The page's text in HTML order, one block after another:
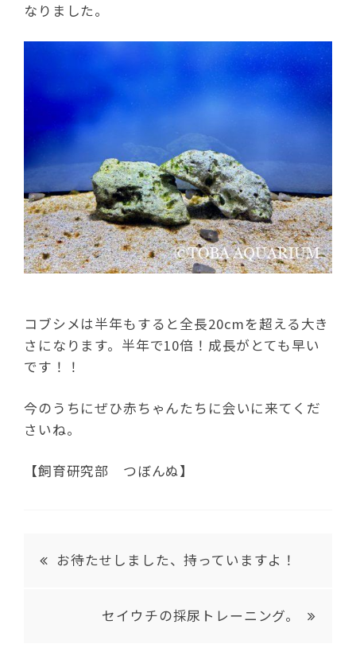
なりました。
コブシメは半年もすると全長20cmを超える大き
さになります。半年で10倍！成長がとても早い
です！！
今のうちにぜひ赤ちゃんたちに会いに来てくだ
さいね。
【飼育研究部 つぼんぬ】
お待たせしました、持っていますよ！
セイウチの採尿トレーニング。